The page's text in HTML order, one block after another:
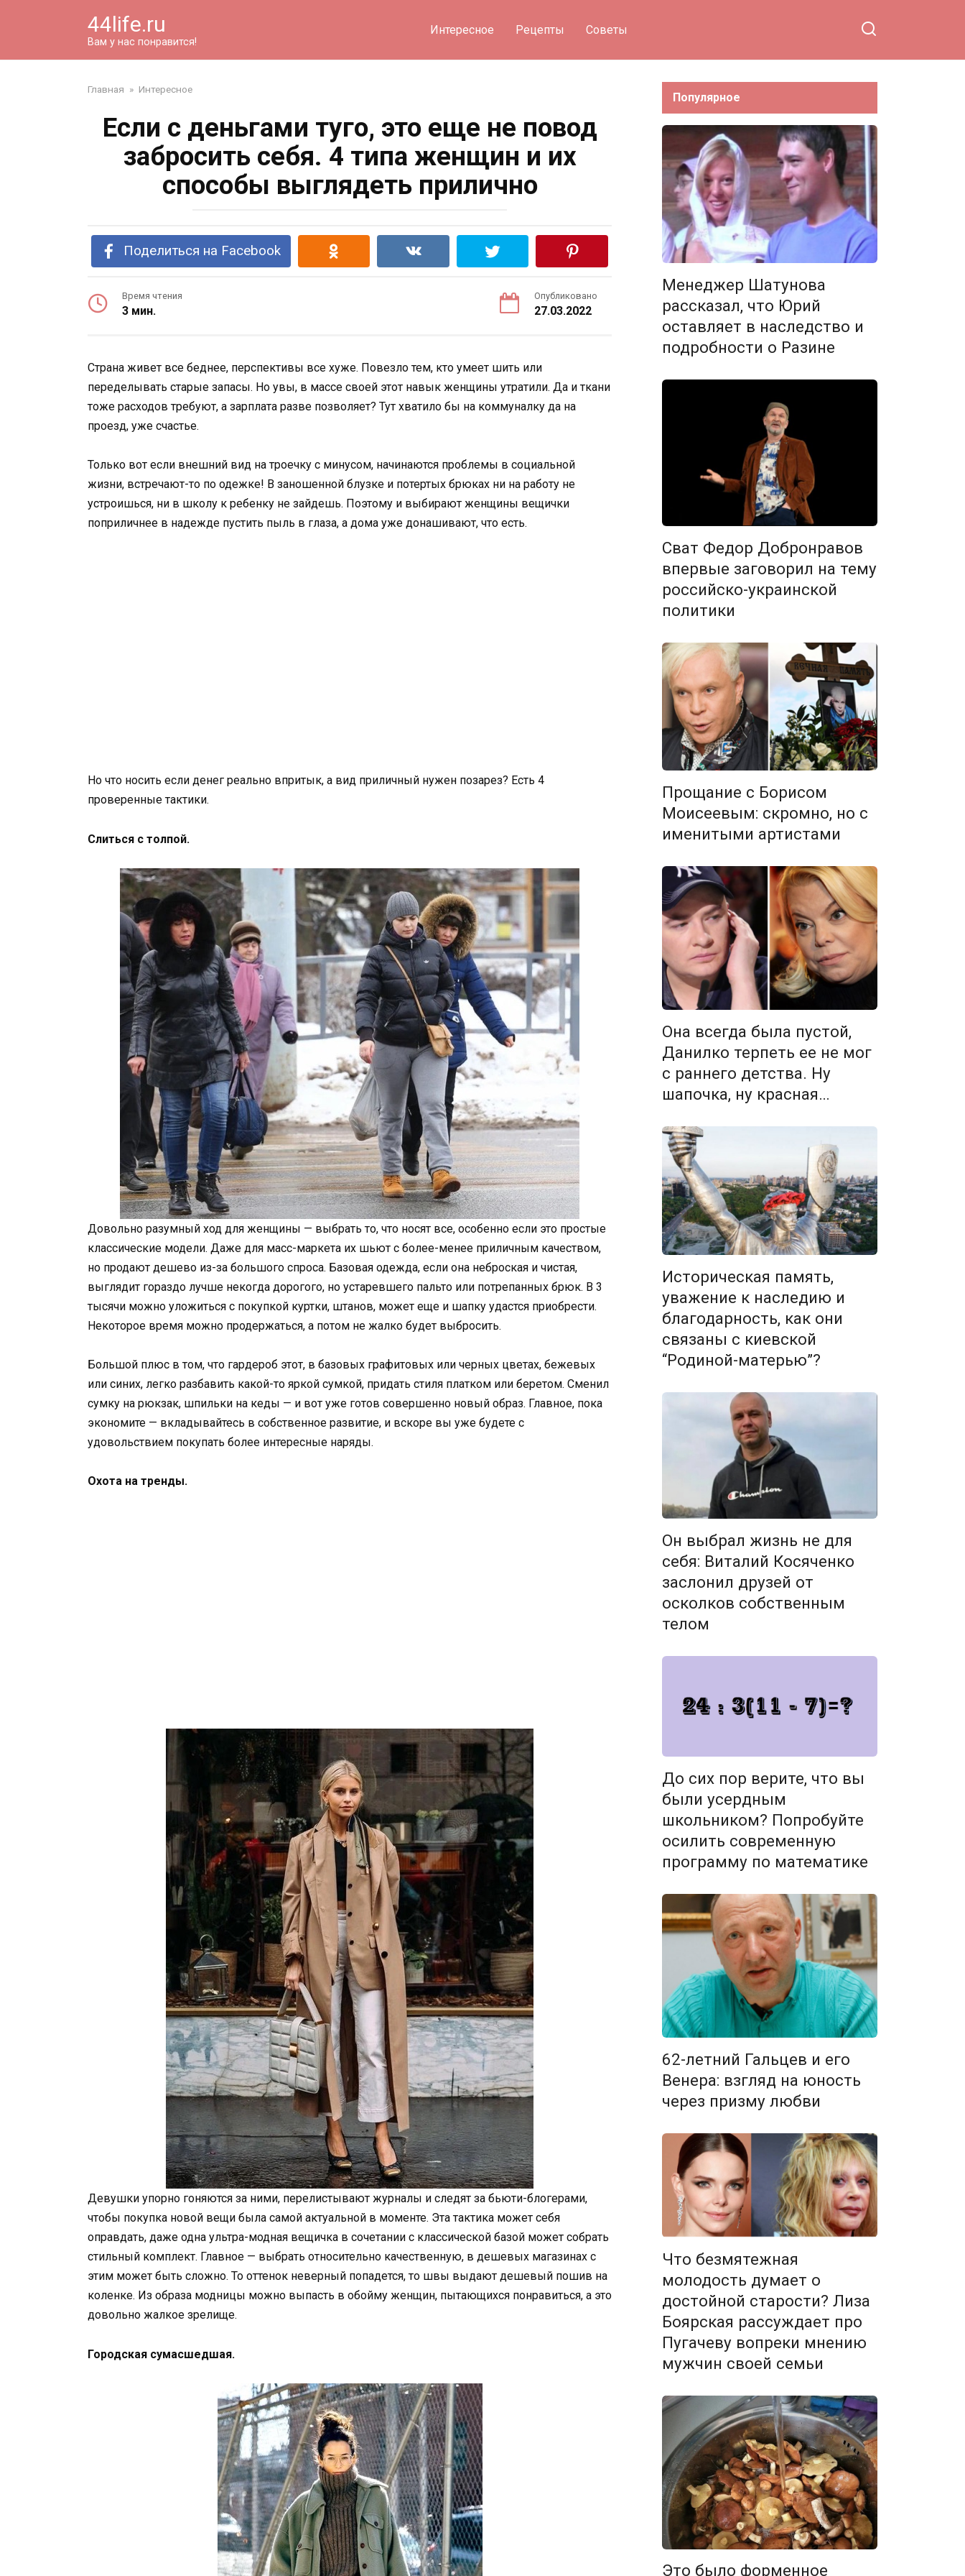
44life.ru
Вам у нас понравится!
Интересное Рецепты Советы
Главная » Интересное
Если с деньгами туго, это еще не повод
забросить себя. 4 типа женщин и их
способы выглядеть прилично
Поделиться на Facebook
Время чтения
3 мин.
Опубликовано
27.03.2022
Страна живет все беднее, перспективы все хуже. Повезло тем, кто умеет шить или
переделывать старые запасы. Но увы, в массе своей этот навык женщины утратили. Да и ткани
тоже расходов требуют, а зарплата разве позволяет? Тут хватило бы на коммуналку да на
проезд, уже счастье.
Только вот если внешний вид на троечку с минусом, начинаются проблемы в социальной
жизни, встречают-то по одежке! В заношенной блузке и потертых брюках ни на работу не
устроишься, ни в школу к ребенку не зайдешь. Поэтому и выбирают женщины вещички
поприличнее в надежде пустить пыль в глаза, а дома уже донашивают, что есть.
Но что носить если денег реально впритык, а вид приличный нужен позарез? Есть 4
проверенные тактики.
Слиться с толпой.
Довольно разумный ход для женщины — выбрать то, что носят все, особенно если это простые
классические модели. Даже для масс-маркета их шьют с более-менее приличным качеством,
но продают дешево из-за большого спроса. Базовая одежда, если она неброская и чистая,
выглядит гораздо лучше некогда дорогого, но устаревшего пальто или потрепанных брюк. В 3
тысячи можно уложиться с покупкой куртки, штанов, может еще и шапку удастся приобрести.
Некоторое время можно продержаться, а потом не жалко будет выбросить.
Большой плюс в том, что гардероб этот, в базовых графитовых или черных цветах, бежевых
или синих, легко разбавить какой-то яркой сумкой, придать стиля платком или беретом. Сменил
сумку на рюкзак, шпильки на кеды — и вот уже готов совершенно новый образ. Главное, пока
экономите — вкладывайтесь в собственное развитие, и вскоре вы уже будете с
удовольствием покупать более интересные наряды.
Охота на тренды.
Девушки упорно гоняются за ними, перелистывают журналы и следят за бьюти-блогерами,
чтобы покупка новой вещи была самой актуальной в моменте. Эта тактика может себя
оправдать, даже одна ультра-модная вещичка в сочетании с классической базой может собрать
стильный комплект. Главное — выбрать относительно качественную, в дешевых магазинах с
этим может быть сложно. То оттенок неверный попадется, то швы выдают дешевый пошив на
коленке. Из образа модницы можно выпасть в обойму женщин, пытающихся понравиться, а это
довольно жалкое зрелище.
Городская сумасшедшая.
Популярное
Менеджер Шатунова
рассказал, что Юрий
оставляет в наследство и
подробности о Разине
Сват Федор Добронравов
впервые заговорил на тему
российско-украинской
политики
Прощание с Борисом
Моисеевым: скромно, но с
именитыми артистами
Она всегда была пустой,
Данилко терпеть ее не мог
с раннего детства. Ну
шапочка, ну красная…
Историческая память,
уважение к наследию и
благодарность, как они
связаны с киевской
“Родиной-матерью”?
Он выбрал жизнь не для
себя: Виталий Косяченко
заслонил друзей от
осколков собственным
телом
До сих пор верите, что вы
были усердным
школьником? Попробуйте
осилить современную
программу по математике
62-летний Гальцев и его
Венера: взгляд на юность
через призму любви
Что безмятежная
молодость думает о
достойной старости? Лиза
Боярская рассуждает про
Пугачеву вопреки мнению
мужчин своей семьи
Это было форменное